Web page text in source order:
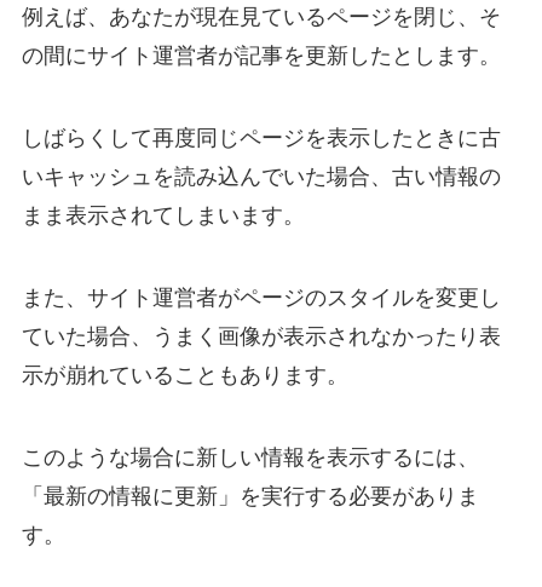
例えば、あなたが現在見ているページを閉じ、そ
の間にサイト運営者が記事を更新したとします。
しばらくして再度同じページを表示したときに古
いキャッシュを読み込んでいた場合、古い情報の
まま表示されてしまいます。
また、サイト運営者がページのスタイルを変更し
ていた場合、うまく画像が表示されなかったり表
示が崩れていることもあります。
このような場合に新しい情報を表示するには、
「最新の情報に更新」を実行する必要がありま
す。